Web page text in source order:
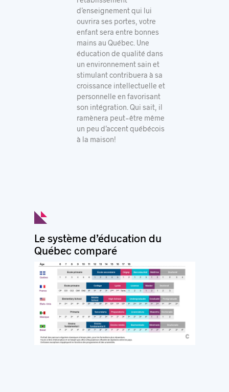
d’enseignement qui lui
ouvrira ses portes, votre
enfant sera entre bonnes
mains au Québec. Une
éducation de qualité dans
un environnement sain et
stimulant contribuera à sa
croissance intellectuelle et
personnelle en favorisant
son intégration. Qui sait, il
ramènera peut-être même
un peu d’accent québécois
à la maison!
Le système d’éducation du
Québec comparé
c